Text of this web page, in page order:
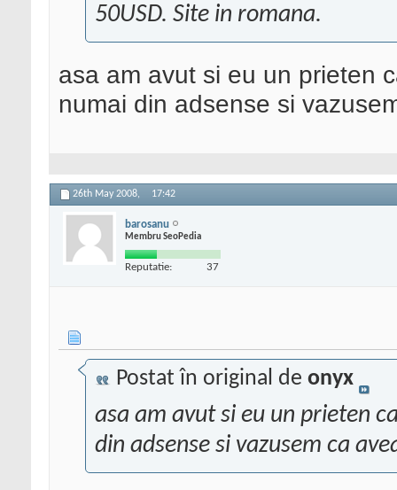
50USD. Site in romana.
asa am avut si eu un prieten
numai din adsense si
26th May 2008, 17:42
barosanu
Membru SeoPedia
Reputatie: 37
Postat în original de onyx
asa am avut si eu un prieten
din adsense si vazusem ca